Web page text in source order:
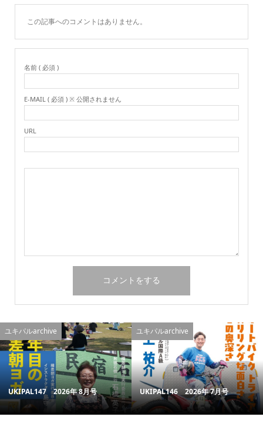
この記事へのコメントはありません。
名前 ( 必須 )
E-MAIL ( 必須 ) ※ 公開されません
URL
ユキパルarchive
UKIPAL147 2026年 8月号
ユキパルarchive
UKIPAL146 2026年 7月号